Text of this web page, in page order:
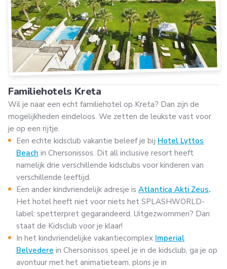
Familiehotels Kreta
Wil je naar een echt familiehotel op Kreta? Dan zijn de
mogelijkheden eindeloos. We zetten de leukste vast voor
je op een rijtje.
Een echte kidsclub vakantie beleef je bij Hotel Lyttos
Beach in Chersonissos. Dit all inclusive resort heeft
namelijk drie verschillende kidsclubs voor kinderen van
verschillende leeftijd.
Een ander kindvriendelijk adresje is Atlantica Akti Zeus.
Het hotel heeft niet voor niets het SPLASHWORLD-
label: spetterpret gegarandeerd. Uitgezwommen? Dan
staat de Kidsclub voor je klaar!
In het kindvriendelijke vakantiecomplex Imperial
Belvedere in Chersonissos speel je in de kidsclub, ga je op
avontuur met het animatieteam, plons je in